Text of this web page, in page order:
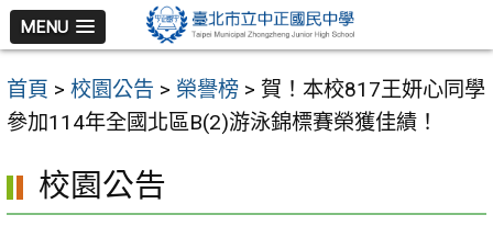
跳
至
主
要
容
區
MENU
首頁 > 校園公告 > 榮譽榜 > 賀！本校817王妍心同學
參加114年全國北區B(2)游泳錦標賽榮獲佳績！
校園公告